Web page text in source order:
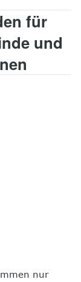
für
und
nur